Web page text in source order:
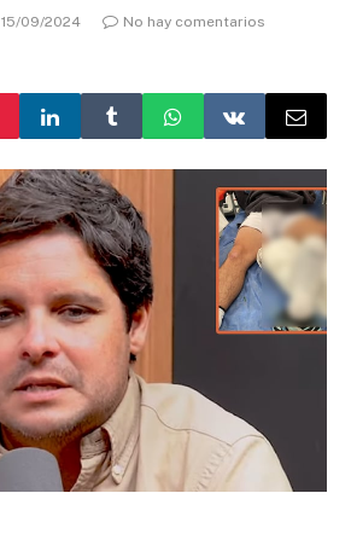
15/09/2024
No hay comentarios